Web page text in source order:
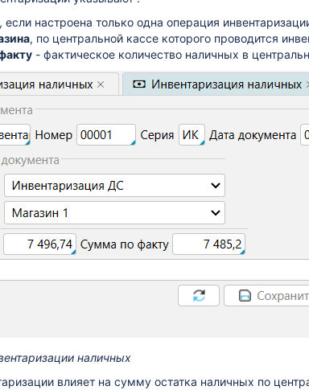
, если настроена только одна операция
, по центральной кассе которого проводится
- фактическое количество наличных в
наличных
влияет на сумму остатка наличных по